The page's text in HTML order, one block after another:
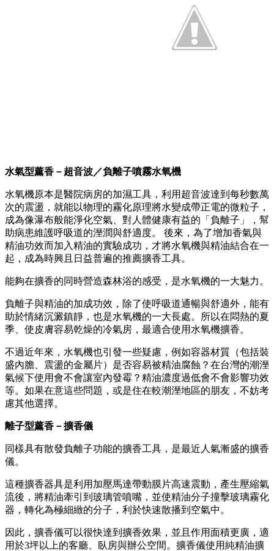
水氣型薰香 － 超音波／負離子噴霧水氧機
水氧機原本是醫院病房的加濕工具，利用超音波達到每秒數萬
次的震盪，就能以物理的霧化原理將水變成帶正電的微粒子，
成為像瀑布般能淨化空氣、對人體健康有益的「負離子」，幫
助病患維護呼吸道的溼潤與舒適度。 後來，為了增加香氣與
精油功效而加入精油的實驗成功，才將水氧機與精油結合在一
起，成為時興且日益普遍的推薦擴香工具。
能夠在擴香的同時營造森林浴的感受，是水氧機的一大魅力。
負離子與精油的加成功效，除了使呼吸道通暢與舒適外，能有
助於情緒沉澱鎮靜，也是水氧機的一大長處。所以在悶熱的夏
季、使皮膚容易乾燥的冷氣房，最適合使用水氧機擴香。
不過近年來，水氧機也引發一些疑慮，例如容器材質（包括裝
盛內膽、震盪的金屬片）是否容易被精油腐蝕？在台灣的潮溼
氣候下使用會不會讓室內發霉？精油濃度過低會不會影響功效
等。如果在意這些問題，或是住在較潮溼地區的朋友，不妨考
慮其他選擇。
離子型薰香 －擴香儀
同樣具有散發負離子功能的擴香工具，是最近人氣漸盛的擴香
儀。
這種擴香器具是利用加壓馬達帶動膜片高速震動，產生壓縮氣
流後，將精油牽引到玻璃管噴嘴，並使精油分子撞擊玻璃霧化
器，轉化為極細緻的分子，利於快速散播到空氣中。
因此，擴香儀可以很快達到擴香效果，並且作用面積更廣，適
用於3坪以上的客廳、臥房與辦公空間。擴香儀使用純精油擴